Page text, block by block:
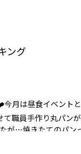
ング
今月は昼食イベント
て職員手作り丸パン
が…焼きたてのパン